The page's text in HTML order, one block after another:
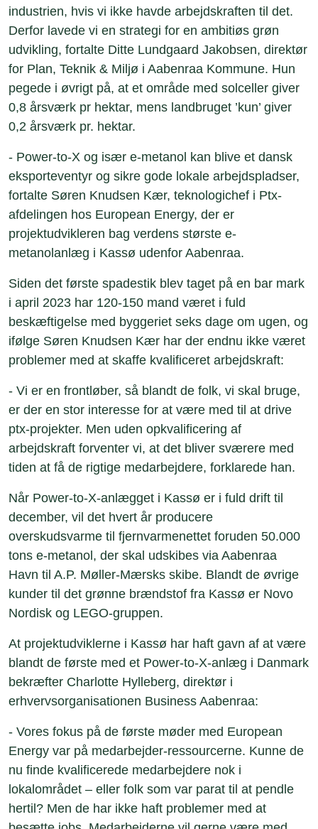
industrien, hvis vi ikke havde arbejdskraften til det.
Derfor lavede vi en strategi for en ambitiøs grøn
udvikling, fortalte Ditte Lundgaard Jakobsen, direktør
for Plan, Teknik & Miljø i Aabenraa Kommune. Hun
pegede i øvrigt på, at et område med solceller giver
0,8 årsværk pr hektar, mens landbruget ’kun’ giver
0,2 årsværk pr. hektar.
- Power-to-X og især e-metanol kan blive et dansk
eksporteventyr og sikre gode lokale arbejdspladser,
fortalte Søren Knudsen Kær, teknologichef i Ptx-
afdelingen hos European Energy, der er
projektudvikleren bag verdens største e-
metanolanlæg i Kassø udenfor Aabenraa.
Siden det første spadestik blev taget på en bar mark
i april 2023 har 120-150 mand været i fuld
beskæftigelse med byggeriet seks dage om ugen, og
ifølge Søren Knudsen Kær har der endnu ikke været
problemer med at skaffe kvalificeret arbejdskraft:
- Vi er en frontløber, så blandt de folk, vi skal bruge,
er der en stor interesse for at være med til at drive
ptx-projekter. Men uden opkvalificering af
arbejdskraft forventer vi, at det bliver sværere med
tiden at få de rigtige medarbejdere, forklarede han.
Når Power-to-X-anlægget i Kassø er i fuld drift til
december, vil det hvert år producere
overskudsvarme til fjernvarmenettet foruden 50.000
tons e-metanol, der skal udskibes via Aabenraa
Havn til A.P. Møller-Mærsks skibe. Blandt de øvrige
kunder til det grønne brændstof fra Kassø er Novo
Nordisk og LEGO-gruppen.
At projektudviklerne i Kassø har haft gavn af at være
blandt de første med et Power-to-X-anlæg i Danmark
bekræfter Charlotte Hylleberg, direktør i
erhvervsorganisationen Business Aabenraa:
- Vores fokus på de første møder med European
Energy var på medarbejder-ressourcerne. Kunne de
nu finde kvalificerede medarbejdere nok i
lokalområdet – eller folk som var parat til at pendle
hertil? Men de har ikke haft problemer med at